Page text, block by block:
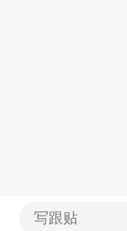
写跟贴